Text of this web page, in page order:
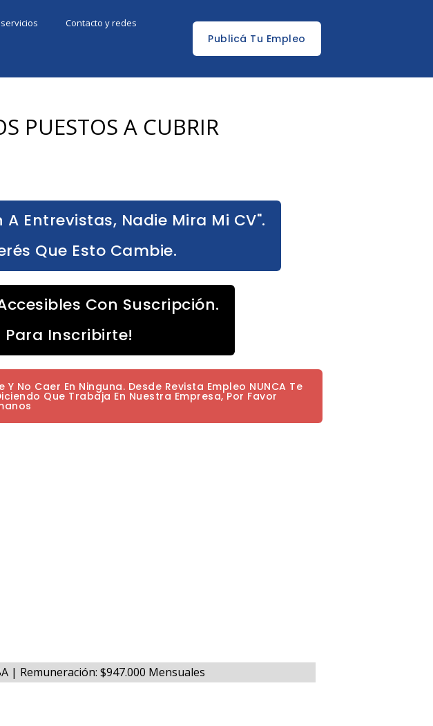
Contacto y redes
Publicá Tu Empleo
PUESTOS A CUBRIR
Entrevistas, Nadie Mira Mi CV".
Que Esto Cambie.
Con Suscripción.
Para Inscribirte!
No Caer En Ninguna. Desde Revista Empleo NUNCA Te
Que Trabaja En Nuestra Empresa, Por Favor
| Remuneración: $947.000 Mensuales